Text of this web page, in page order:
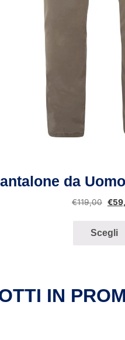
da
€119,00 €
Scegli
IN